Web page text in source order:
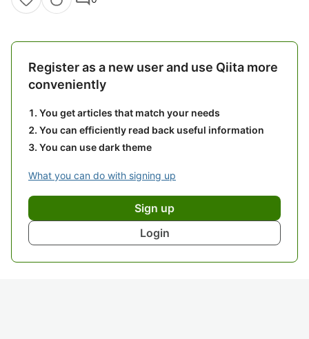
Register as a new user and use Qiita more
conveniently
You get articles that match your needs
You can efficiently read back useful information
You can use dark theme
What you can do with signing up
Sign up
Login